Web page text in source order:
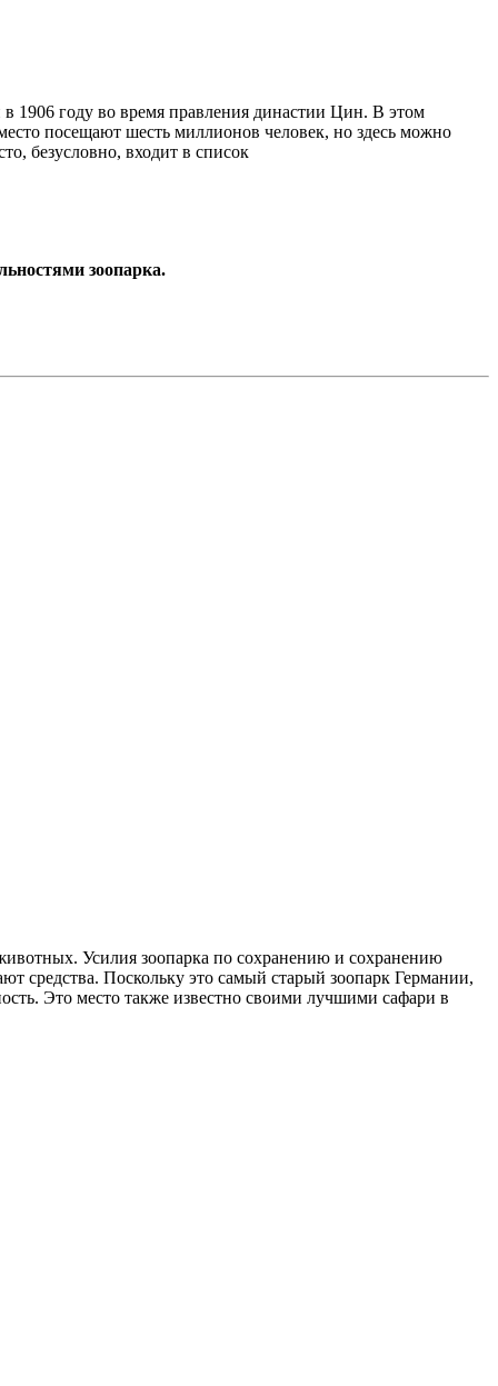
1906 году во время правления династии Цин. В этом
посещают шесть миллионов человек, но здесь можно
безусловно, входит в список
зоопарка.
Усилия зоопарка по сохранению и сохранению
средства. Поскольку это самый старый зоопарк Германии,
Это место также известно своими лучшими сафари в